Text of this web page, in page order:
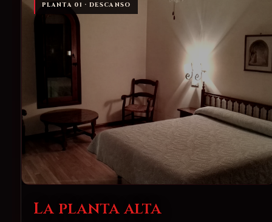
PLANTA 01 · DESCANSO
La planta alta